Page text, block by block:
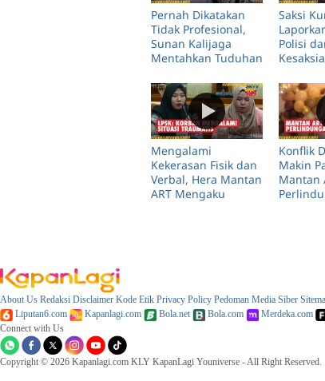
Pernah Dikatakan
Tidak Profesional,
Sunan Kalijaga
Mentahkan Tuduhan
Saksi
Polisi
Mengalami
Kekerasan Fisik dan
Verbal, Hera Mantan
ART Mengaku
Konflik
Makin
Mantan
About Us Redaksi Disclaimer Kode Etik Privacy Policy Pedoman Media Siber
Liputan6.com
Kapanlagi.com Bola.net Bola.com Merdeka.com
Connect with Us
Copyright © 2026 Kapanlagi.com KLY KapanLagi Youniverse - All Right Reserved.